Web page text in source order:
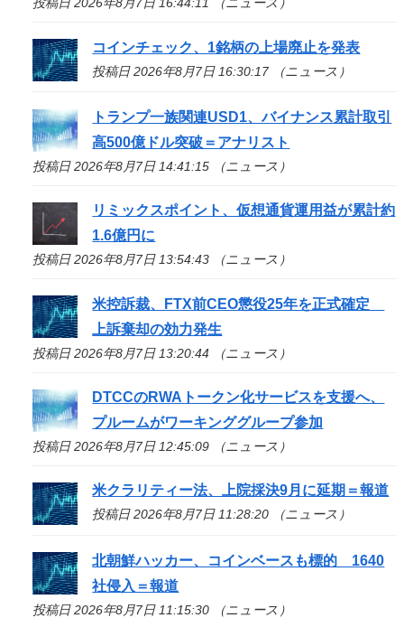
投稿日 2026年8月7日 16:44:11 （ニュース）
コインチェック、1銘柄の上場廃止を発表
投稿日 2026年8月7日 16:30:17 （ニュース）
トランプ一族関連USD1、バイナンス累計取引
高500億ドル突破＝アナリスト
投稿日 2026年8月7日 14:41:15 （ニュース）
リミックスポイント、仮想通貨運用益が累計約
1.6億円に
投稿日 2026年8月7日 13:54:43 （ニュース）
米控訴裁、FTX前CEO懲役25年を正式確定
上訴棄却の効力発生
投稿日 2026年8月7日 13:20:44 （ニュース）
DTCCのRWAトークン化サービスを支援へ、
プルームがワーキンググループ参加
投稿日 2026年8月7日 12:45:09 （ニュース）
米クラリティー法、上院採決9月に延期＝報道
投稿日 2026年8月7日 11:28:20 （ニュース）
北朝鮮ハッカー、コインベースも標的 1640
社侵入＝報道
投稿日 2026年8月7日 11:15:30 （ニュース）